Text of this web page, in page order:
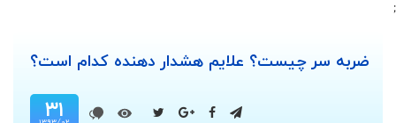
;
ضربه سر چیست؟ علایم هشدار دهنده کدام است؟
۳۱